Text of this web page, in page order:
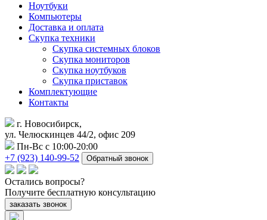
Ноутбуки
Компьютеры
Доставка и оплата
Скупка техники
Скупка системных блоков
Скупка мониторов
Скупка ноутбуков
Скупка приставок
Комплектующие
Контакты
г. Новосибирск,
ул. Челюскинцев 44/2, офис 209
Пн-Вс с 10:00-20:00
+7 (923) 140-99-52
Обратный звонок
Остались вопросы?
Получите бесплатную консультацию
заказать звонок